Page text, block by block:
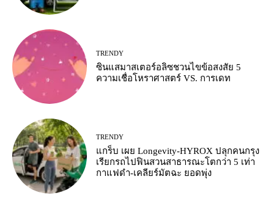
TRENDY
ซินแสมาสเตอร์อลิซชวนไขข้อสงสัย 5
ความเชื่อโหราศาสตร์ VS. การเดท
TRENDY
แกร็บ เผย Longevity-HYROX ปลุกคนกรุง
เรียกรถไปฟินสวนสาธารณะโตกว่า 5 เท่า
กาแฟดำ-เคลียร์มัตฉะ ยอดพุ่ง